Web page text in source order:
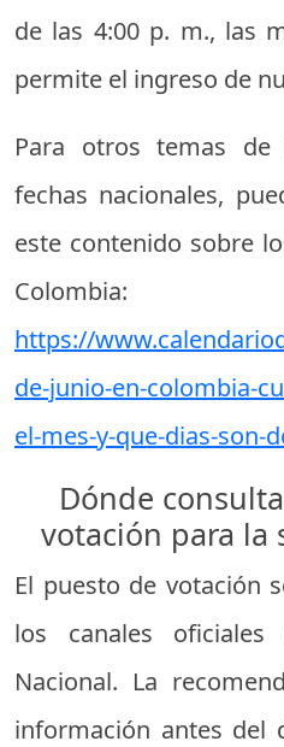
de las 4:00 p. m., las
permite el ingreso de
Para otros temas de
fechas nacionales,
este contenido sobre
Colombia:
https://
de-junio-en-colombia-
el-mes-y-que-dias-son-
Dónde
votación para la
El puesto de votación
los canales
Nacional. La
información antes del